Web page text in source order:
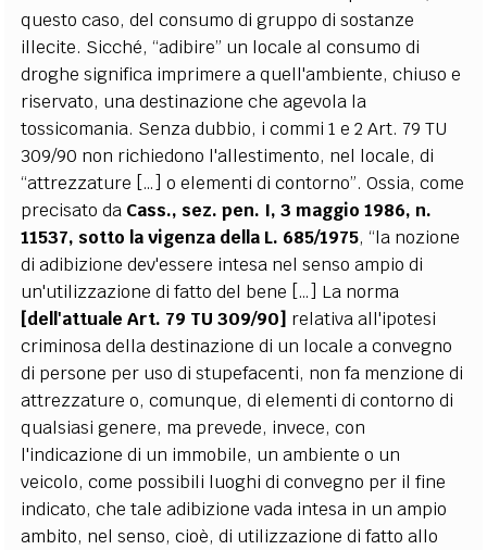
questo caso, del consumo di gruppo di sostanze
illecite. Sicché, “adibire” un locale al consumo di
droghe significa imprimere a quell'ambiente, chiuso e
riservato, una destinazione che agevola la
tossicomania. Senza dubbio, i commi 1 e 2 Art. 79 TU
309/90 non richiedono l'allestimento, nel locale, di
“attrezzature […] o elementi di contorno”. Ossia, come
precisato da Cass., sez. pen. I, 3 maggio 1986, n.
11537, sotto la vigenza della L. 685/1975, “la nozione
di adibizione dev'essere intesa nel senso ampio di
un'utilizzazione di fatto del bene […] La norma
[dell'attuale Art. 79 TU 309/90] relativa all'ipotesi
criminosa della destinazione di un locale a convegno
di persone per uso di stupefacenti, non fa menzione di
attrezzature o, comunque, di elementi di contorno di
qualsiasi genere, ma prevede, invece, con
l'indicazione di un immobile, un ambiente o un
veicolo, come possibili luoghi di convegno per il fine
indicato, che tale adibizione vada intesa in un ampio
ambito, nel senso, cioè, di utilizzazione di fatto allo